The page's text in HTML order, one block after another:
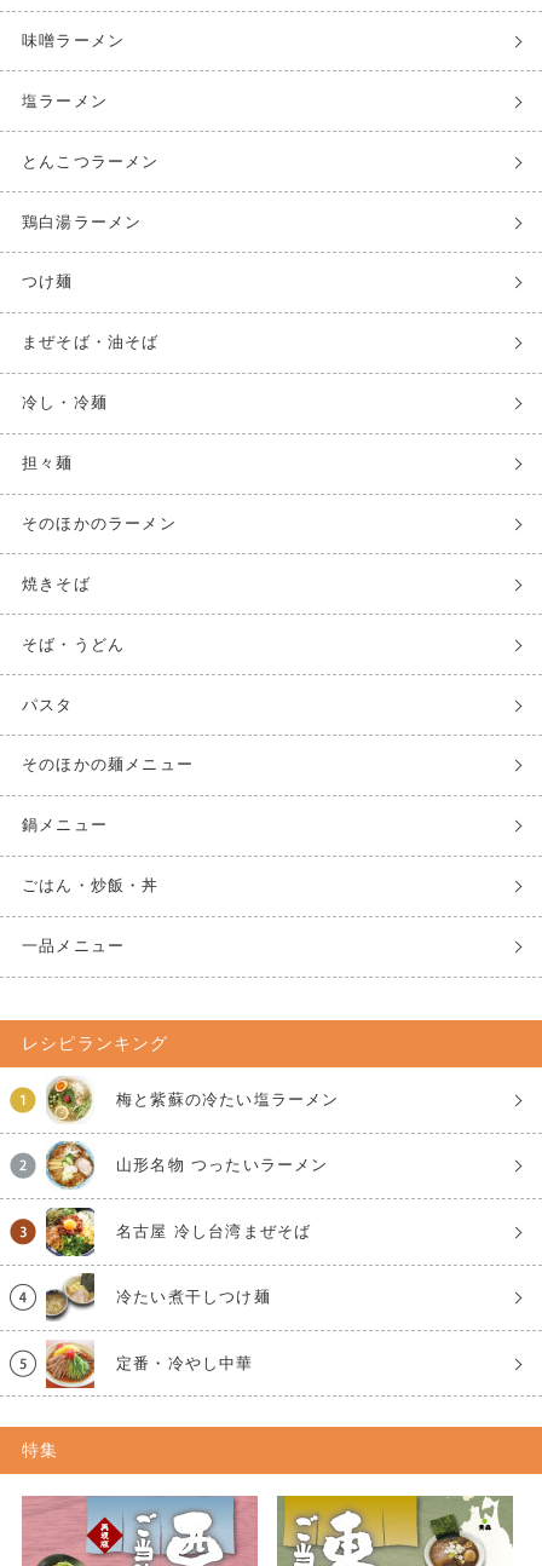
味噌ラーメン
塩ラーメン
とんこつラーメン
鶏白湯ラーメン
つけ麺
まぜそば・油そば
冷し・冷麺
担々麺
そのほかのラーメン
焼きそば
そば・うどん
パスタ
そのほかの麺メニュー
鍋メニュー
ごはん・炒飯・丼
一品メニュー
レシピランキング
梅と紫蘇の冷たい塩ラーメン
山形名物 つったいラーメン
名古屋 冷し台湾まぜそば
冷たい煮干しつけ麺
定番・冷やし中華
特集